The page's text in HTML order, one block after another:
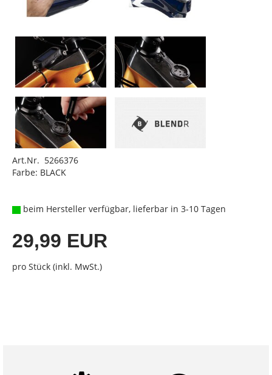
Art.Nr. 5266376
Farbe: BLACK
beim Hersteller verfügbar, lieferbar in 3-10 Tagen
29,99 EUR
pro Stück (inkl. MwSt.)